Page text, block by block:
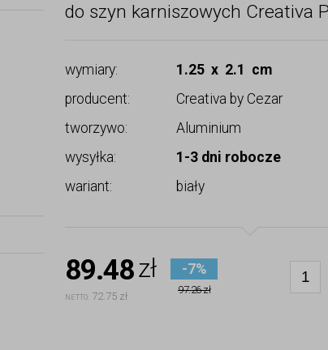
do szyn karniszowych Creativa
wymiary:
1.25 x 2.1 cm
producent:
Creativa by Cezar
tworzywo:
Aluminium
wysyłka:
1-3 dni robocze
wariant:
biały
89.48zł
NETTO: 72.75 zł
-7%
97.26 zł